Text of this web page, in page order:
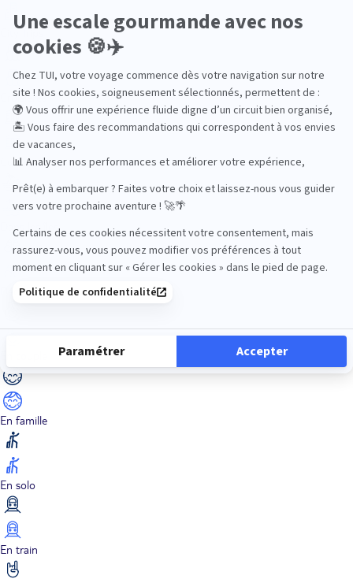
City Trips
Croisières
Culture
Dans les îles
Découverte
En famille
En solo
En train